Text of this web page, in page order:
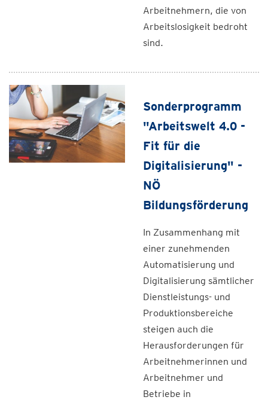
Arbeitnehmern, die von
Arbeitslosigkeit bedroht
sind.
Sonderprogramm
"Arbeitswelt 4.0 -
Fit für die
Digitalisierung" -
NÖ
Bildungsförderung
In Zusammenhang mit
einer zunehmenden
Automatisierung und
Digitalisierung sämtlicher
Dienstleistungs- und
Produktionsbereiche
steigen auch die
Herausforderungen für
Arbeitnehmerinnen und
Arbeitnehmer und
Betriebe in